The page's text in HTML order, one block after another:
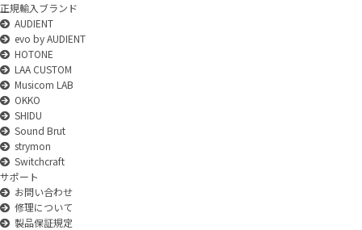
正規輸入ブランド
AUDIENT
evo by AUDIENT
HOTONE
LAA CUSTOM
Musicom LAB
OKKO
SHIDU
Sound Brut
strymon
Switchcraft
サポート
お問い合わせ
修理について
製品保証規定